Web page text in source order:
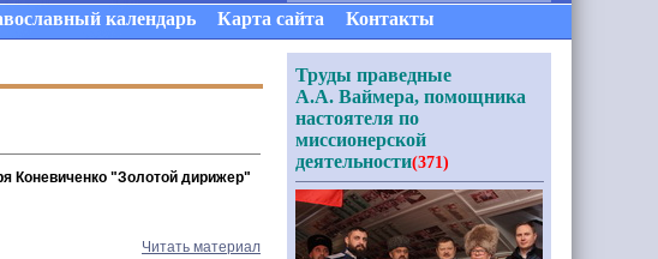
календарь Карта сайта Контакты
Коневиченко "Золотой дирижер"
Читать материал
Труды праведные
А.А. Ваймера, помощника
настоятеля по
миссионерской
деятельности(371)